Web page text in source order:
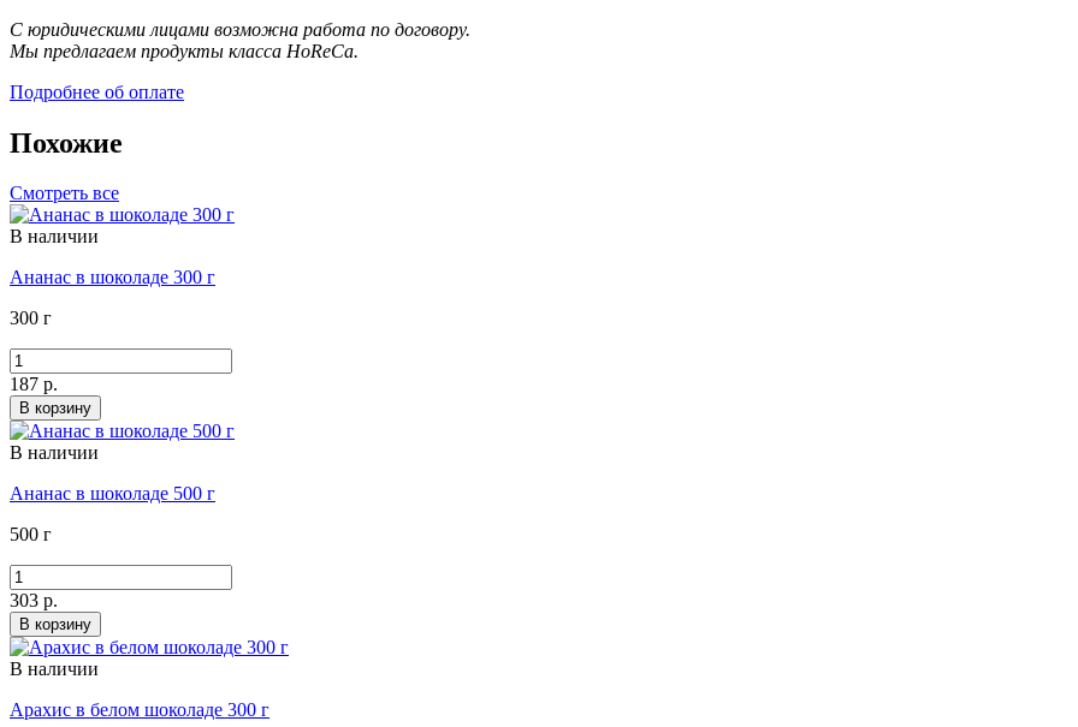
С юридическими лицами возможна работа по договору.
Мы предлагаем продукты класса HoReCa.
Подробнее об оплате
Похожие
Смотреть все
В наличии
Ананас в шоколаде 300 г
300 г
187 р.
В корзину
В наличии
Ананас в шоколаде 500 г
500 г
303 р.
В корзину
В наличии
Арахис в белом шоколаде 300 г